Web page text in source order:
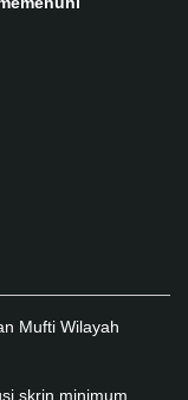
Mufti Wilayah
skrin minimum